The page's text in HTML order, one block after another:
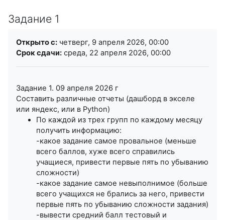
Задание 1
Открыто с: четверг, 9 апреля 2026, 00:00
Срок сдачи: среда, 22 апреля 2026, 00:00
Задание 1. 09 апреля 2026 г
Составить различные отчеты (дашборд в экселе
или яндекс, или в Python)
По каждой из трех групп по каждому месяцу
получить информацию:
-какое задание самое провальное (меньше
всего баллов, хуже всего справились
учащиеся, привести первые пять по убыванию
сложности)
-какое задание самое невыполнимое (больше
всего учащихся не брались за него, привести
первые пять по убыванию сложности задания)
-вывести средний балл тестовый и